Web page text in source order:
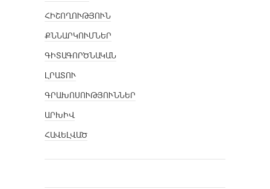
ՀԻՇՈՂՈՒԹՅՈՒՆ
ՔՆՆԱՐԿՈՒՄՆԵՐ
ԳԻՏԱԳՈՐԾՆԱԿԱՆ
ԼՐԱՏՈՒ
ԳՐԱԽՈՍՈՒԹՅՈՒՆՆԵՐ
ԱՐԽԻՎ
ՀԱՎԵԼՎԱԾ